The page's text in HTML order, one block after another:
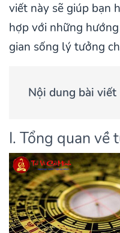
viết này sẽ giúp bạn
hợp với những
gian sống lý tưởng
Nội dung bài viết
I. Tổng quan về